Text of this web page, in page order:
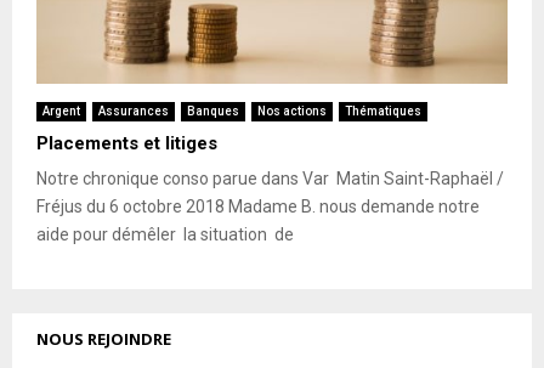
Argent Assurances Banques Nos actions Thématiques
Placements et litiges
Notre chronique conso parue dans Var Matin Saint-Raphaël /
Fréjus du 6 octobre 2018 Madame B. nous demande notre
aide pour démêler la situation de
NOUS REJOINDRE